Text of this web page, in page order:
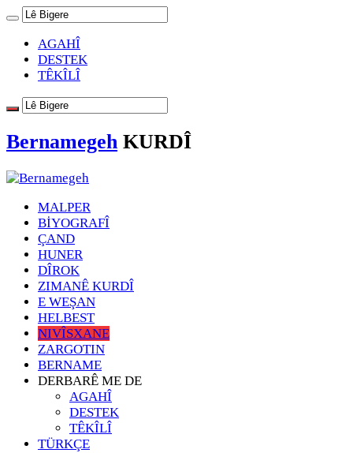
AGAHÎ
DESTEK
TÊKÎLÎ
Bernamegeh KURDÎ
MALPER
BİYOGRAFÎ
ÇAND
HUNER
DÎROK
ZIMANÊ KURDÎ
E WEŞAN
HELBEST
NIVÎSXANE
ZARGOTIN
BERNAME
DERBARÊ ME DE
AGAHÎ
DESTEK
TÊKÎLÎ
TÜRKÇE